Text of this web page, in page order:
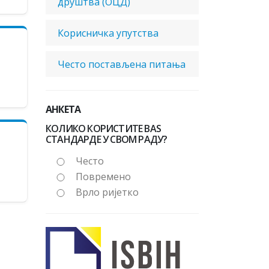
Корисничка упутства
Често постављена питања
АНКЕТА
КОЛИКО КОРИСТИТЕ BAS
СТАНДАРДЕ У СВОМ РАДУ?
Често
Повремено
Врло ријетко